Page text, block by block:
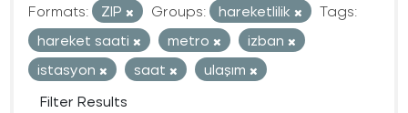
Formats:
ZIP Groups: hareketlilik
Tags:
hareket saati
metro
izban
istasyon
saat
ulaşım
Filter Results